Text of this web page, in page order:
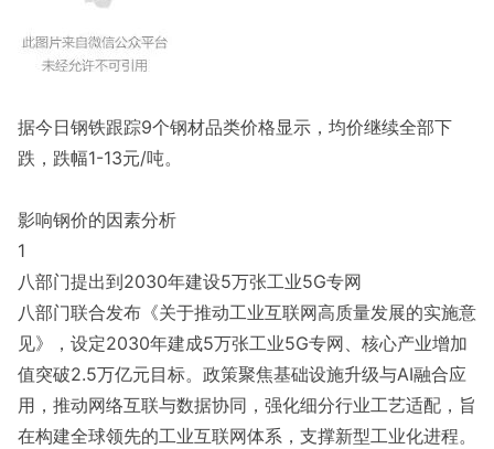
据今日钢铁跟踪9个钢材品类价格显示，均价继续全部下
跌，跌幅1-13元/吨。
影响钢价的因素分析
1
八部门提出到2030年建设5万张工业5G专网
八部门联合发布《关于推动工业互联网高质量发展的实施意
见》，设定2030年建成5万张工业5G专网、核心产业增加
值突破2.5万亿元目标。政策聚焦基础设施升级与AI融合应
用，推动网络互联与数据协同，强化细分行业工艺适配，旨
在构建全球领先的工业互联网体系，支撑新型工业化进程。